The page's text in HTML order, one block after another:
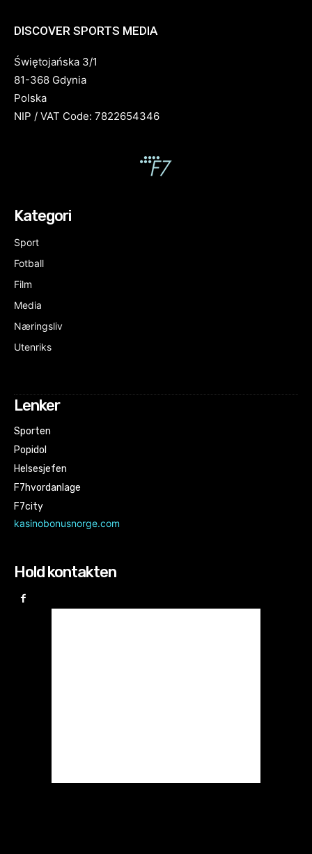
DISCOVER SPORTS MEDIA
Świętojańska 3/1
81-368 Gdynia
Polska
NIP / VAT Code: 7822654346
Kategori
Sport
Fotball
Film
Media
Næringsliv
Utenriks
Lenker
Sporten
Popidol
Helsesjefen
F7hvordanlage
F7city
kasinobonusnorge.com
Hold kontakten